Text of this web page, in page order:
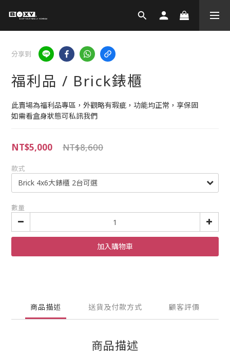
分享到
福利品 / Brick錶櫃
此賣場為福利品專區，外觀略有瑕疵，功能均正常，享保固
如需看盒身狀態可私訊我們
NT$8,600
NT$5,000
款式
數量
加入購物車
商品描述 送貨及付款方式 顧客評價
商品描述